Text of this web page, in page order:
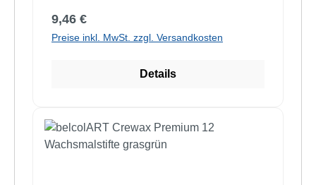
Regulärer Preis:
9,46 €
Preise inkl. MwSt. zzgl. Versandkosten
Details